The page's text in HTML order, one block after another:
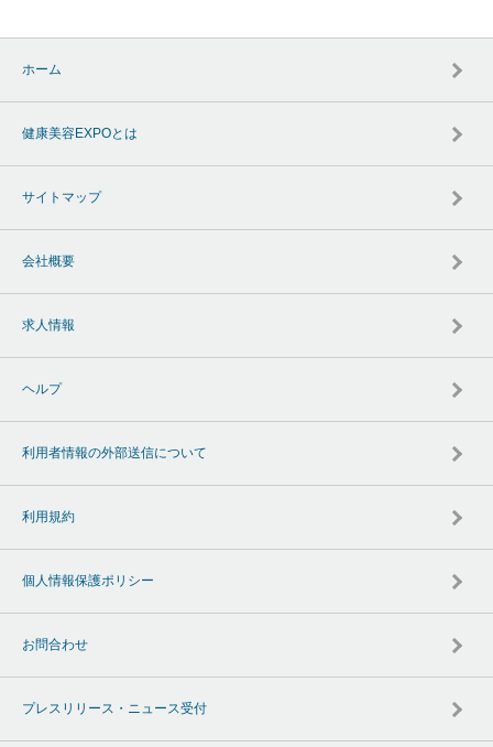
ホーム
健康美容EXPOとは
サイトマップ
会社概要
求人情報
ヘルプ
利用者情報の外部送信について
利用規約
個人情報保護ポリシー
お問合わせ
プレスリリース・ニュース受付